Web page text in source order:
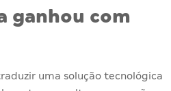
ganhou com
uma solução tecnológica